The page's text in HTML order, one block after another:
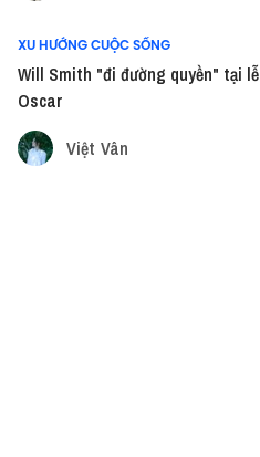
XU HƯỚNG CUỘC SỐNG
Will Smith "đi đường quyền" tại lễ
Oscar
Việt Vân